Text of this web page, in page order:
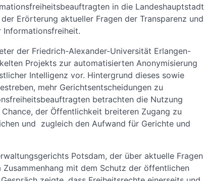
in die Landeshauptstadt
Erörterung aktueller Fragen der Transparenz und
Informationsfreiheit.
der Friedrich-Alexander-Universität Erlangen-
Projekts zur automatisierten Anonymisierung
Intelligenz vor. Hintergrund dieses sowie
mehr Gerichtsentscheidungen zu
betrachten die Nutzung
der Öffentlichkeit breiteren Zugang zu
und zugleich den Aufwand für Gerichte und
Potsdam, der über aktuelle Fragen
mit dem Schutz der öffentlichen